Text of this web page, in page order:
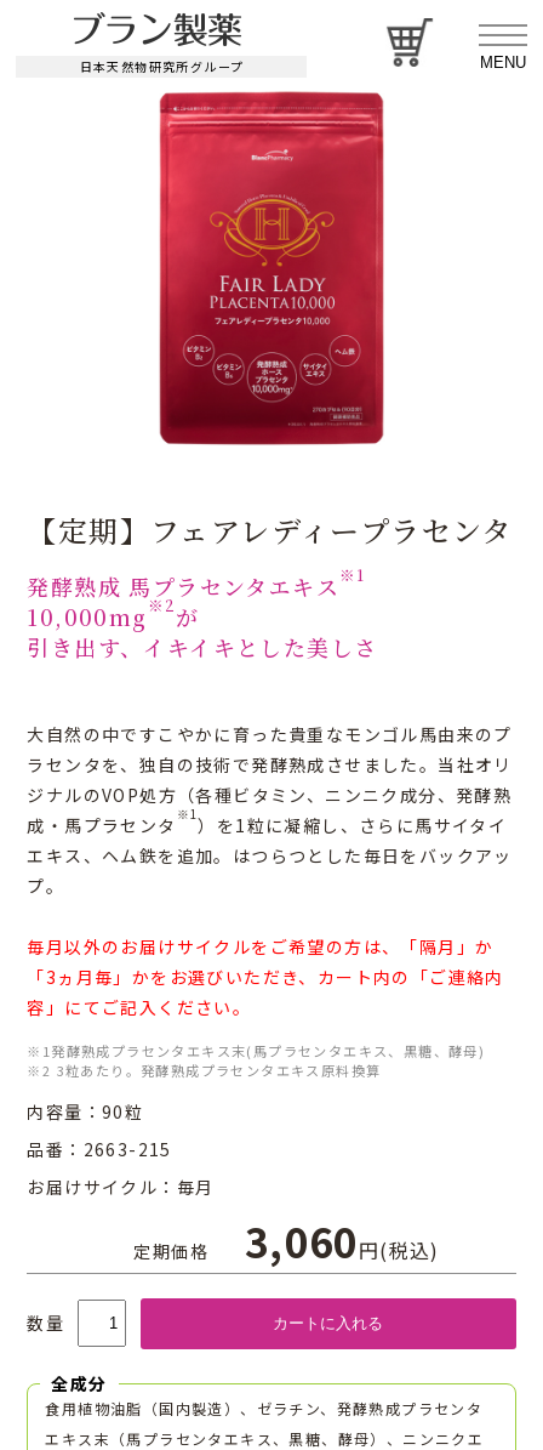
日本天然物研究所グループ MENU
【定期】フェアレディープラセンタ
発酵熟成 馬プラセンタエキス ※1
10,000mg※2 が
引き出す、イキイキとした美しさ
大自然の中ですこやかに育った貴重なモンゴル馬由来のプ
ラセンタを、独自の技術で発酵熟成させました。当社オリ
ジナルのVOP処方（各種ビタミン、ニンニク成分、発酵熟
成・馬プラセンタ ※1）を1粒に凝縮し、さらに馬サイタイ
エキス、ヘム鉄を追加。はつらつとした毎日をバックアッ
プ。
毎月以外のお届けサイクルをご希望の方は、「隔月」か
「3ヵ月毎」かをお選びいただき、カート内の「ご連絡内
容」にてご記入ください。
※1発酵熟成プラセンタエキス末(馬プラセンタエキス、黒糖、酵母)
※2 3粒あたり。発酵熟成プラセンタエキス原料換算
内容量：90粒
品番： 2663-215
お届けサイクル：毎月
定期価格 3,060円(税込)
数量
全成分
食用植物油脂（国内製造）、ゼラチン、発酵熟成プラセンタ
エキス末（馬プラセンタエキス、黒糖、酵母）、ニンニクエ